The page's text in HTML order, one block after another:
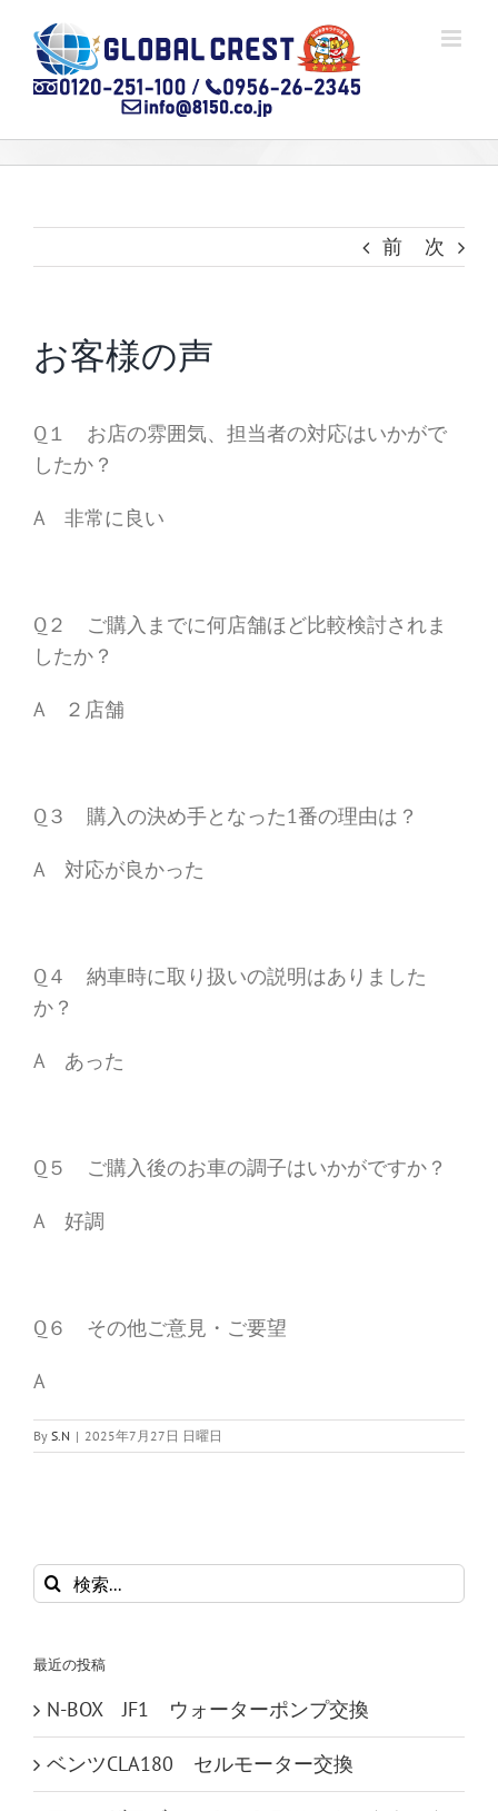
content
前 次
お客様の声
Q１ お店の雰囲気、担当者の対応はいかがで
したか？
A 非常に良い
Q２ ご購入までに何店舗ほど比較検討されま
したか？
A ２店舗
Q３ 購入の決め手となった1番の理由は？
A 対応が良かった
Q４ 納車時に取り扱いの説明はありました
か？
A あった
Q５ ご購入後のお車の調子はいかがですか？
A 好調
Q６ その他ご意見・ご要望
A
By S.N | 2025年7月27日 日曜日
検
索
最近の投稿
N-BOX JF1 ウォーターポンプ交換
ベンツCLA180 セルモーター交換